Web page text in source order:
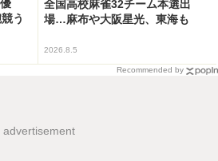
う
全国高校麻雀32チーム本選出
場…麻布や大阪星光、東海も
2026.8.5
Recommended by
advertisement